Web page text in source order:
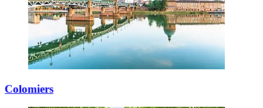
Colomiers